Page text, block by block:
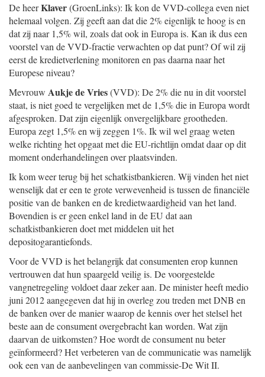
De heerKlaver(GroenLinks): Ik kon de VVD-collega even niet
helemaal volgen. Zij geeft aan dat die 2% eigenlijk te hoog is en
dat zij naar 1,5% wil, zoals dat ook in Europa is. Kan ik dus een
voorstel van de VVD-fractie verwachten op dat punt? Of wil zij
eerst de kredietverlening monitoren en pas daarna naar het
Europese niveau?
Mevrouw Aukje de Vries(VVD): De 2% die nu in dit voorstel
staat, is niet goed te vergelijken met de 1,5% die in Europa wordt
afgesproken. Dat zijn eigenlijk onvergelijkbare grootheden.
Europa zegt 1,5% en wij zeggen 1%. Ik wil wel graag weten
welke richting het opgaat met die EU-richtlijn omdat daar op dit
moment onderhandelingen over plaatsvinden.
Ik kom weer terug bij het schatkistbankieren. Wij vinden het niet
wenselijk dat er een te grote verwevenheid is tussen de financiële
positie van de banken en de kredietwaardigheid van het land.
Bovendien is er geen enkel land in de EU dat aan
schatkistbankieren doet met middelen uit het
depositogarantiefonds.
Voor de VVD is het belangrijk dat consumenten erop kunnen
vertrouwen dat hun spaargeld veilig is. De voorgestelde
vangnetregeling voldoet daar zeker aan. De minister heeft medio
juni 2012 aangegeven dat hij in overleg zou treden met DNB en
de banken over de manier waarop de kennis over het stelsel het
beste aan de consument overgebracht kan worden. Wat zijn
daarvan de uitkomsten? Hoe wordt de consument nu beter
geïnformeerd? Het verbeteren van de communicatie was namelijk
ook een van de aanbevelingen van commissie-De Wit II.